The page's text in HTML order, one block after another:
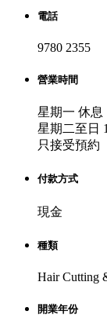
電話
9780 2355
營業時間
星期一 休息
星期二至日
只接受預約
付款方式
現金
種類
Hair Cutting
開業年份